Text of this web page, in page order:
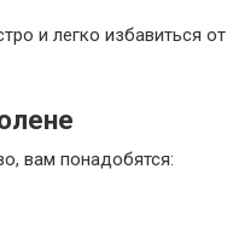
и легко избавиться
вам понадобятся: